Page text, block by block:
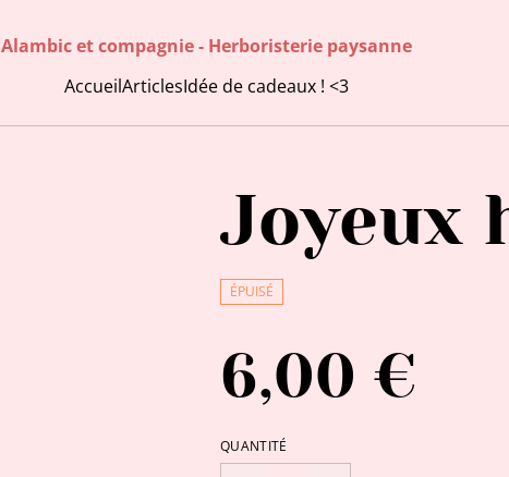
Alambic et compagnie - Herboristerie paysanne
AccueilArticlesIdée de cadeaux ! <3
Joyeux
ÉPUISÉ
6,00 €
QUANTITÉ